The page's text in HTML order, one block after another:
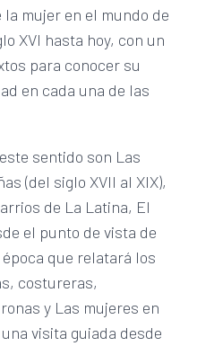
mujer en el mundo de
XVI hasta hoy, con un
para conocer su
en cada una de las
sentido son Las
(del siglo XVII al XIX),
de La Latina, El
el punto de vista de
que relatará los
costureras,
y Las mujeres en
visita guiada desde